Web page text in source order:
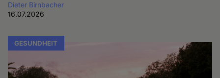
Dieter Birnbacher
16.07.2026
GESUNDHEIT